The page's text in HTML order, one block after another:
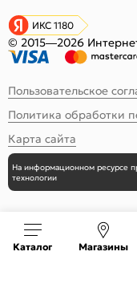
ИКС 1180
© 2015—2026
Пользовательское
Политика обработки
Карта сайта
Каталог Магазины
На информационном ресурсе
технологии